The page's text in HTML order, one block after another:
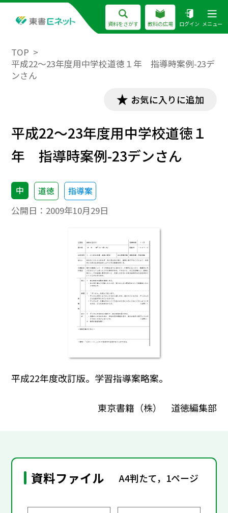
資料をさがす 教科の広場 ログイン メニュー
TOP
平成22～23年度用中学校道徳１年 指導時案例-23デ
ンさん
お気に入りに追加
平成22～23年度用中学校道徳１
年 指導時案例-23デンさん
中 道徳 指導案
公開日： 2009年10月29日
平成22年度改訂版。学習指導案略案。
東京書籍（株） 道徳編集部
資料ファイル A4判たて，1ページ